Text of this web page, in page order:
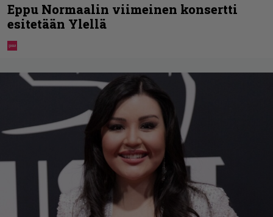
Eppu Normaalin viimeinen konsertti
esitetään Ylellä